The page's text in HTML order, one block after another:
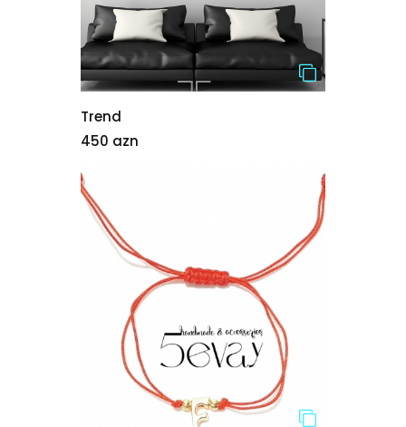
Trend
450 azn